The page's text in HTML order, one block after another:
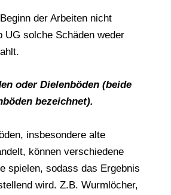
der Arbeiten nicht
UG solche Schäden weder
oder Dielenböden (beide
bezeichnet).
insbesondere alte
können verschiedene
spielen, sodass das Ergebnis
wird. Z.B. Wurmlöcher,